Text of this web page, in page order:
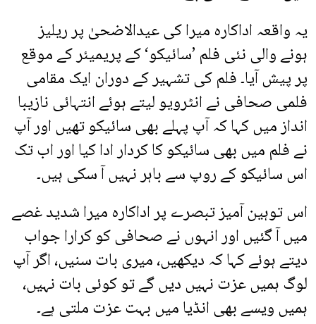
یہ واقعہ اداکارہ میرا کی عیدالاضحیٰ پر ریلیز
ہونے والی نئی فلم ’سائیکو‘ کے پریمیئر کے موقع
پر پیش آیا۔ فلم کی تشہیر کے دوران ایک مقامی
فلمی صحافی نے انٹرویو لیتے ہوئے انتہائی نازیبا
انداز میں کہا کہ آپ پہلے بھی سائیکو تھیں اور آپ
نے فلم میں بھی سائیکو کا کردار ادا کیا اور اب تک
اس سائیکو کے روپ سے باہر نہیں آ سکی ہیں۔
اس توہین آمیز تبصرے پر اداکارہ میرا شدید غصے
میں آ گئیں اور انہوں نے صحافی کو کرارا جواب
دیتے ہوئے کہا کہ دیکھیں، میری بات سنیں، اگر آپ
لوگ ہمیں عزت نہیں دیں گے تو کوئی بات نہیں،
ہمیں ویسے بھی انڈیا میں بہت عزت ملتی ہے۔